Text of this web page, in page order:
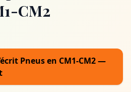
CM2
Pneus en CM1-CM2 —